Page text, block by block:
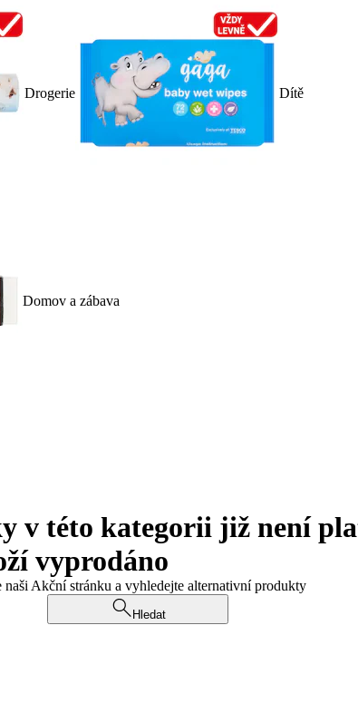
Drogerie Dítě
Domov a zábava
v této kategorii již není
vyprodáno
Akční stránku a vyhledejte alternativní produkty
Hledat